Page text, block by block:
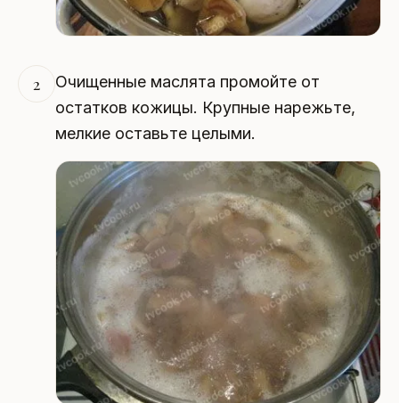
2
Очищенные маслята промойте от
остатков кожицы. Крупные нарежьте,
мелкие оставьте целыми.